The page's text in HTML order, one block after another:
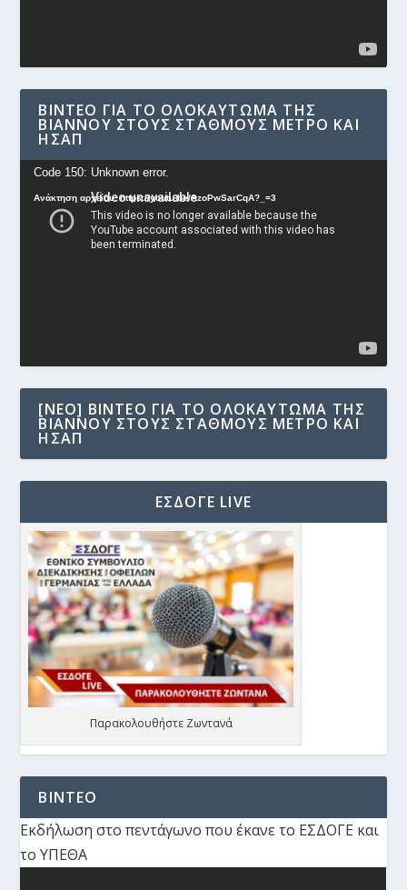
ΒΊΝΤΕΟ ΓΙΑ ΤΟ ΟΛΟΚΑΎΤΩΜΑ ΤΗΣ
ΒΙΆΝΝΟΥ ΣΤΟΥΣ ΣΤΑΘΜΟΎΣ ΜΕΤΡΟ ΚΑΙ
ΗΣΑΠ
Πρόγραμμα
Αναπαραγωγής
Βίντεο
Code 150: Unknown error.
Ανάκτηση αρχείου: https://youtu.be/AzoPwSarCqA?_=3
[NEO] ΒΊΝΤΕΟ ΓΙΑ ΤΟ ΟΛΟΚΑΎΤΩΜΑ ΤΗΣ
ΒΙΆΝΝΟΥ ΣΤΟΥΣ ΣΤΑΘΜΟΎΣ ΜΕΤΡΟ ΚΑΙ
ΗΣΑΠ
ΕΣΔΟΓΕ LIVE
Παρακολουθήστε Ζωντανά
ΒΙΝΤΕΟ
Εκδήλωση στο πεντάγωνο που έκανε το ΕΣΔΟΓΕ και
το ΥΠΕΘΑ